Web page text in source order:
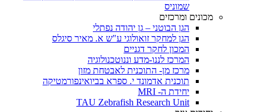
שמוניס
מכונים ומרכזים
הגן הבוטני – גן יהודה נפתלי
הגן למחקר זואולוגי ע"ש א. מאיר סיגלס
המכון לחקר דגניים
המרכז לננו-מדע וננוטכנולוגיה
מרכז מן- התוכנית לאבטחת מזון
תוכנית אדמונד י. ספרא בביואינפורמטיקה
יחידת ה- MRI
TAU Zebrafish Research Unit